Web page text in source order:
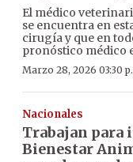
El médico
se encuentra en
cirugía y que en
pronóstico médico
Marzo 28, 2026 03:30
Nacionales
Trabajan para
Bienestar